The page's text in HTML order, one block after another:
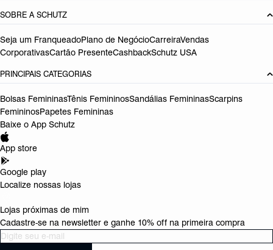
SOBRE A SCHUTZ
Seja um FranqueadoPlano de NegócioCarreiraVendas
CorporativasCartão PresenteCashbackSchutz USA
PRINCIPAIS CATEGORIAS
Bolsas FemininasTênis FemininosSandálias FemininasScarpins
FemininosPapetes Femininas
Baixe o App Schutz
App store
Google play
Localize nossas lojas
Lojas próximas de mim
Cadastre-se na newsletter e ganhe 10% off na primeira compra